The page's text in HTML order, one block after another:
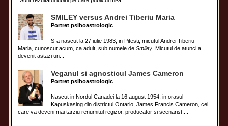
SMILEY versus Andrei Tiberiu Maria
Portret psihoastrologic
S-a nascut la 27 iulie 1983, in Pitesti, micutul Andrei Tiberiu
Maria, cunoscut acum, ca adult, sub numele deSmiley . Micutul de atunci a
devenit astazi un...
Veganul si agnosticul James Cameron
Portret psihoastrologic
Nascut in Nordul Canadei la 16 august 1954, in orasul
Kapuskasing din districtul Ontario, James Francis Cameron, cel
care va deveni mai tarziu renumitul regizor, producator si scenarist,...